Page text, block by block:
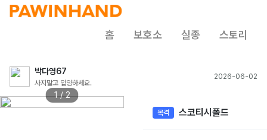
홈 보호소 실종 스토리
박다영67
사지말고 입양하세요.
2026-06-02
1 / 2
목격 스코티시폴드